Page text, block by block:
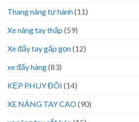
Thang nâng tự hành(11)
Xe nâng tay thấp (59)
Xe đẩy tay gấp gọn(12)
xe đẩy hàng(83)
KẸP PHUY ĐÔI (14)
XE NÂNG TAY CAO(90)